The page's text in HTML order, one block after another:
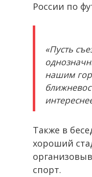
России по
«Пусть
нашим
Также в
хороший
спорт.